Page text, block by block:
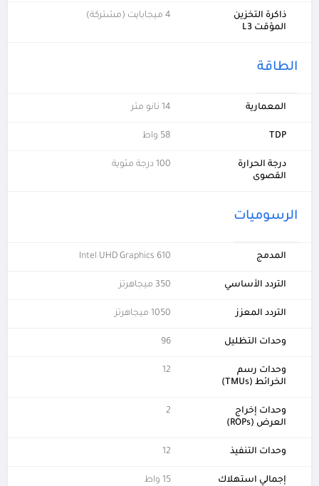
ذاكرة التخزين
المؤقت L3
4 ميجابايت (مشتركة)
الطاقة
المعمارية 14 نانو متر
TDP 58 واط
درجة الحرارة
القصوى
100 درجة مئوية
الرسوميات
المدمج Intel UHD Graphics 610
التردد الأساسي 350 ميجاهرتز
التردد المعزز 1050 ميجاهرتز
وحدات التظليل 96
وحدات رسم
الخرائط (TMUs)
12
وحدات إخراج
العرض (ROPs)
2
وحدات التنفيذ 12
إجمالي استهلاك
15 واط